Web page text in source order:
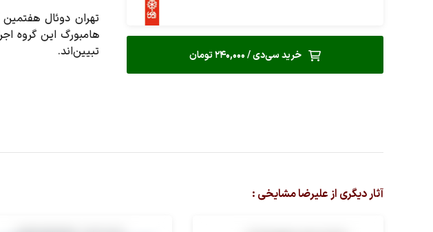
خرید سی‌دی / 240,000 تومان
هامبورگ این گروه
تبیین‌اند.
آثار دیگری از علیرضا مشایخی :